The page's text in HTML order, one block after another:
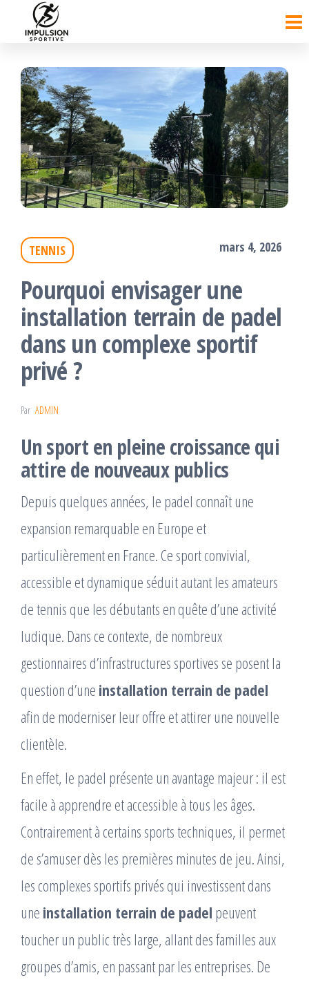
contenu
TENNIS mars 4, 2026
Pourquoi envisager une
installation terrain de padel
dans un complexe sportif
privé ?
Par ADMIN
Un sport en pleine croissance qui
attire de nouveaux publics
Depuis quelques années, le padel connaît une
expansion remarquable en Europe et
particulièrement en France. Ce sport convivial,
accessible et dynamique séduit autant les amateurs
de tennis que les débutants en quête d’une activité
ludique. Dans ce contexte, de nombreux
gestionnaires d’infrastructures sportives se posent la
question d’une installation terrain de padel
afin de moderniser leur offre et attirer une nouvelle
clientèle.
En effet, le padel présente un avantage majeur : il est
facile à apprendre et accessible à tous les âges.
Contrairement à certains sports techniques, il permet
de s’amuser dès les premières minutes de jeu. Ainsi,
les complexes sportifs privés qui investissent dans
une installation terrain de padel peuvent
toucher un public très large, allant des familles aux
groupes d’amis, en passant par les entreprises. De